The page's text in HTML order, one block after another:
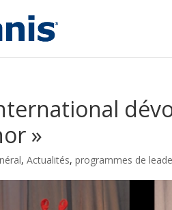
»
, Actualités, programmes de